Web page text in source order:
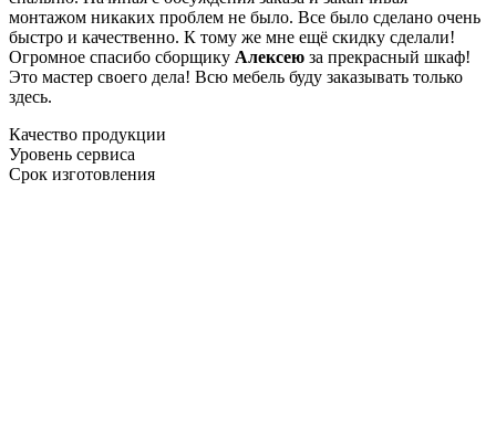
монтажом никаких проблем не было. Все было сделано очень
быстро и качественно. К тому же мне ещё скидку сделали!
Огромное спасибо сборщику Алексею за прекрасный шкаф!
Это мастер своего дела! Всю мебель буду заказывать только
здесь.
Качество продукции
Уровень сервиса
Срок изготовления